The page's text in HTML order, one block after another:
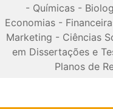
- Químicas-
Economias-
Marketing - Ciências
em Dissertações e
Planos de